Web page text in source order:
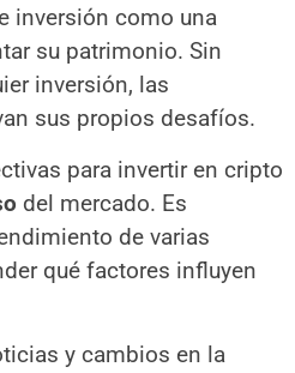
inversión como una
su patrimonio. Sin
inversión, las
sus propios desafíos.
para invertir en cripto
del mercado. Es
de varias
qué factores influyen
y cambios en la